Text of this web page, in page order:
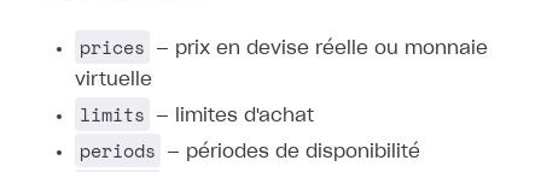
prices
— prix en devise réelle ou monnaie
virtuelle
limits — limites d'achat
periods — périodes de disponibilité